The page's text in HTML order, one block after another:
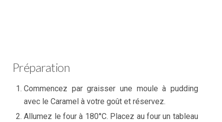
Préparation
Commencez par graisser une moule à pudding
avec le Caramel à votre goût et réservez.
Allumez le four à 180°C. Placez au four un tableau